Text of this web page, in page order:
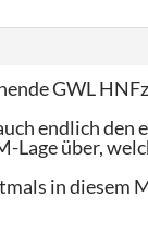
GWL
endlich den
Lage über,
in diesem